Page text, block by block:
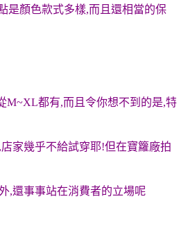
是顏色款式多樣,而且還相當的保
M~XL都有,而且令你想不到的是,特
家幾乎不給試穿耶!但在寶籮廠拍
,還事事站在消費者的立場呢